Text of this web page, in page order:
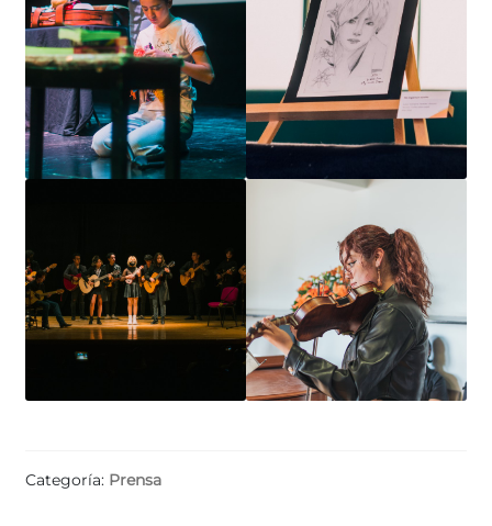
Categoría: Prensa